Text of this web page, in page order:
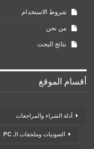
شروط الاستخدام
من نحن
نتائج البحث
أقسام الموقع
أدلة الشراء والمراجعات
الصوتيات وملحقات الـ PC